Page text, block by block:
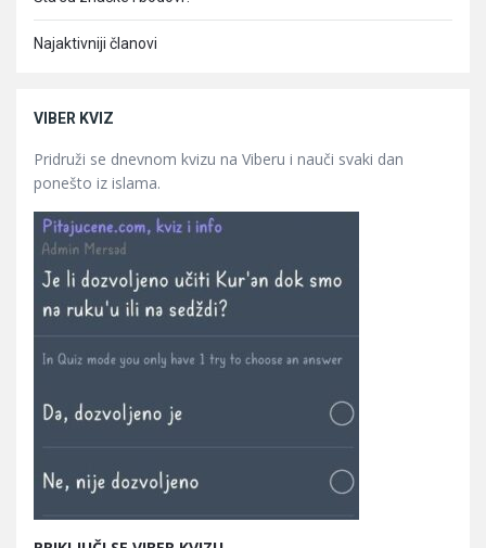
Najaktivniji članovi
VIBER KVIZ
Pridruži se dnevnom kvizu na Viberu i nauči svaki dan
ponešto iz islama.